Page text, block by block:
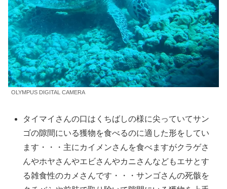
OLYMPUS DIGITAL CAMERA
タイマイさんの口はくちばしの様に尖っていてサン
ゴの隙間にいる獲物を食べるのに適した形をしてい
ます・・・主にカイメンさんを食べますがクラゲさ
んやホヤさんやエビさんやカニさんなどもエサとす
る雑食性のカメさんです・・・サンゴさんの死骸を